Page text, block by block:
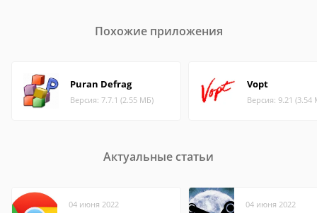
Похожие приложения
Puran Defrag
Версия: 7.7.1 (2.55 МБ)
Vopt
Версия: 9.21 (3.54
Актуальные статьи
04 июня 2022 04 июня 2022